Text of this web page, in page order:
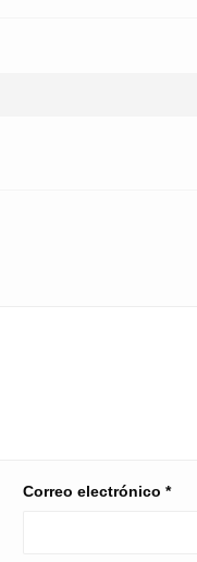
Correo electrónico*